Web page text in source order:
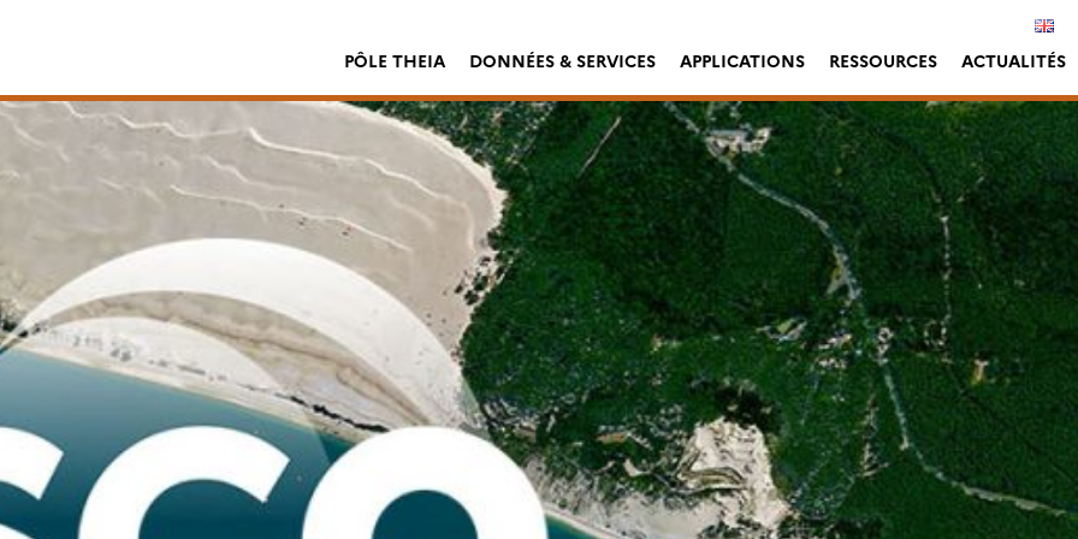
PÔLE THEIA DONNÉES & SERVICES APPLICATIONS RESSOURCES ACTUALITÉS